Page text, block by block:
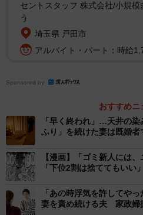
する術はあるのでしょうか。夫
専門行政書士の木下雅子さんに
AIは「寄り添う」が「正解
ーAIが「あなたは悪くない」と
AIはユーザーの入力に対して、
す傾向にあるように思います。
は、「あなたは間違っていませ
るのは当然のことです。
しかし、夫婦の悩みにおいて
セントスタッフ 株式会社/小規
う
埼玉県 戸田市
アルバイト・パート：時給
Sponsored by
おすすめニ
「早く終われ」…天井の
ふり」を続けた妻は既婚
【漫画】「ゴミ新人には
「下位2割は捨ててもい
「あの時浮気を許してや
妻を責め続ける夫 家政婦